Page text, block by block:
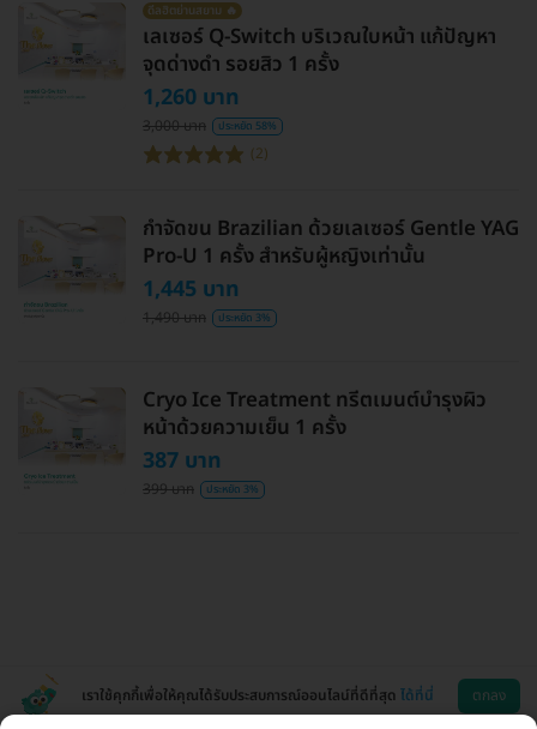
ดีลฮิตย่านสยาม 🔥
เลเซอร์ Q-Switch บริเวณใบหน้า แก้ปัญหา
จุดด่างดำ รอยสิว 1 ครั้ง
1,260 บาท
3,000 บาท ประหยัด 58%
(2)
กำจัดขน Brazilian ด้วยเลเซอร์ Gentle YAG
Pro-U 1 ครั้ง สำหรับผู้หญิงเท่านั้น
1,445 บาท
1,490 บาท ประหยัด 3%
Cryo Ice Treatment ทรีตเมนต์บำรุงผิว
หน้าด้วยความเย็น 1 ครั้ง
387 บาท
399 บาท ประหยัด 3%
เราใช้คุกกี้เพื่อให้คุณได้รับประสบการณ์ออนไลน์ที่ดีที่สุด ได้ที่นี่ ตกลง